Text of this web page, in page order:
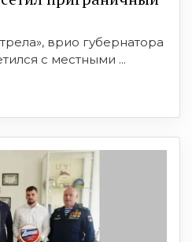
врио губернатора
с местными ...